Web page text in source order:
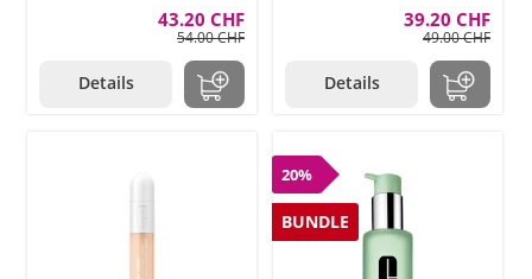
43.20 CHF
54.00 CHF
Details
39.20 CHF
49.00 CHF
Details
20%
BUNDLE